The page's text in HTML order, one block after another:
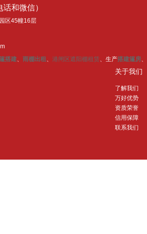
和微信）
区45幢16层
搭建、 雨棚出租 、 港闸区遮阳棚租赁、生产搭建篷房
关于我们
了解我们
万好优势
资质荣誉
信用保障
联系我们